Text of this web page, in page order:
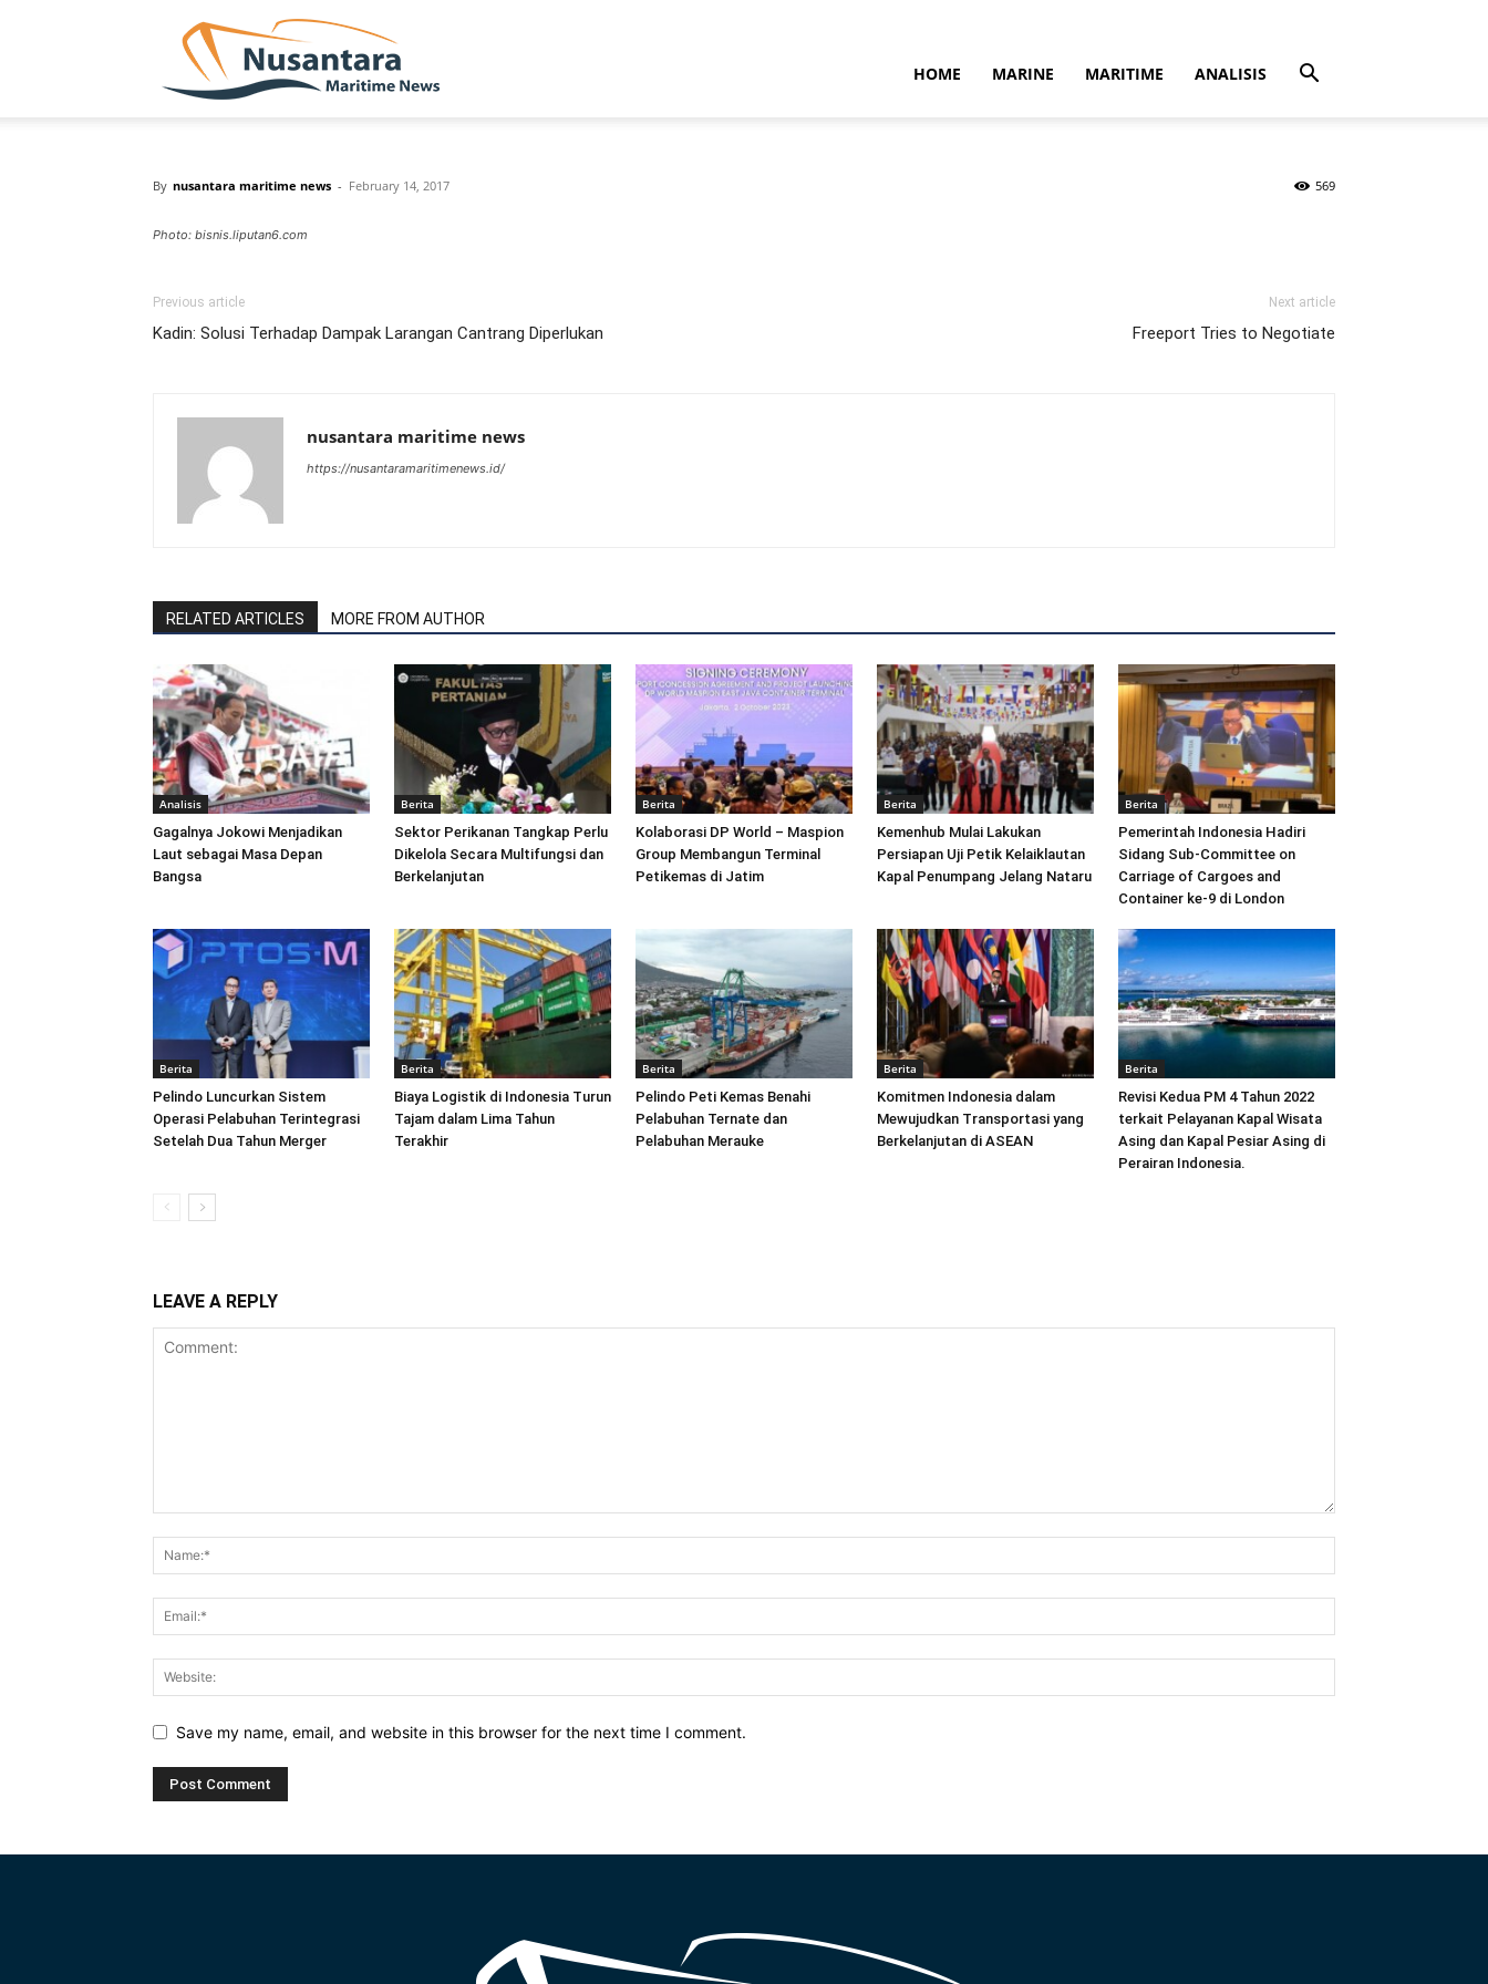
HOME MARINE MARITIME ANALISIS
By nusantara maritime news - February 14, 2017 569
Photo: bisnis.liputan6.com
Previous article
Kadin: Solusi Terhadap Dampak Larangan Cantrang Diperlukan
Next article
Freeport Tries to Negotiate
nusantara maritime news
https://nusantaramaritimenews.id/
RELATED ARTICLES MORE FROM AUTHOR
Analisis
Gagalnya Jokowi Menjadikan
Laut sebagai Masa Depan
Bangsa
Berita
Sektor Perikanan Tangkap Perlu
Dikelola Secara Multifungsi dan
Berkelanjutan
Berita
Kolaborasi DP World – Maspion
Group Membangun Terminal
Petikemas di Jatim
Berita
Kemenhub Mulai Lakukan
Persiapan Uji Petik Kelaiklautan
Kapal Penumpang Jelang Nataru
Berita
Pemerintah Indonesia Hadiri
Sidang Sub-Committee on
Carriage of Cargoes and
Container ke-9 di London
Berita
Pelindo Luncurkan Sistem
Operasi Pelabuhan Terintegrasi
Setelah Dua Tahun Merger
Berita
Biaya Logistik di Indonesia Turun
Tajam dalam Lima Tahun
Terakhir
Berita
Pelindo Peti Kemas Benahi
Pelabuhan Ternate dan
Pelabuhan Merauke
Berita
Komitmen Indonesia dalam
Mewujudkan Transportasi yang
Berkelanjutan di ASEAN
Berita
Revisi Kedua PM 4 Tahun 2022
terkait Pelayanan Kapal Wisata
Asing dan Kapal Pesiar Asing di
Perairan Indonesia.
LEAVE A REPLY
Save my name, email, and website in this browser for the next time I comment.